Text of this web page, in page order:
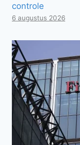
controle
6 augustus 2026